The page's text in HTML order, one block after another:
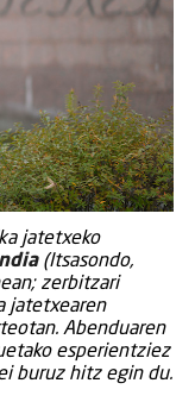
jatetxeko
(Itsasondo,
zerbitzari
jatetxearen
Abenduaren
esperientziez
buruz hitz egin du.